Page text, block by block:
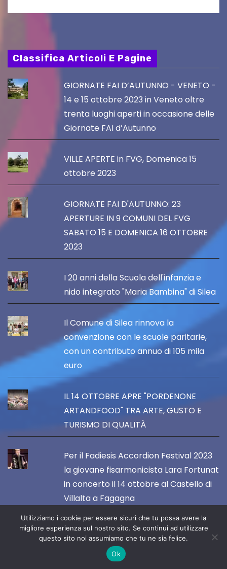
Classifica Articoli E Pagine
GIORNATE FAI D’AUTUNNO - VENETO -
14 e 15 ottobre 2023 in Veneto oltre
trenta luoghi aperti in occasione delle
Giornate FAI d’Autunno
VILLE APERTE in FVG, Domenica 15
ottobre 2023
GIORNATE FAI D'AUTUNNO: 23
APERTURE IN 9 COMUNI DEL FVG
SABATO 15 E DOMENICA 16 OTTOBRE
2023
I 20 anni della Scuola dell'infanzia e
nido integrato "Maria Bambina" di Silea
Il Comune di Silea rinnova la
convenzione con le scuole paritarie,
con un contributo annuo di 105 mila
euro
IL 14 OTTOBRE APRE "PORDENONE
ARTANDFOOD" TRA ARTE, GUSTO E
TURISMO DI QUALITÀ
Per il Fadiesis Accordion Festival 2023
la giovane fisarmonicista Lara Fortunat
in concerto il 14 ottobre al Castello di
Villalta a Fagagna
Esce il nuovo romanzo di Mario Pini, dal
titolo "E io che c'entro?"
Utilizziamo i cookie per essere sicuri che tu possa avere la
migliore esperienza sul nostro sito. Se continui ad utilizzare
questo sito noi assumiamo che tu ne sia felice.
Ok